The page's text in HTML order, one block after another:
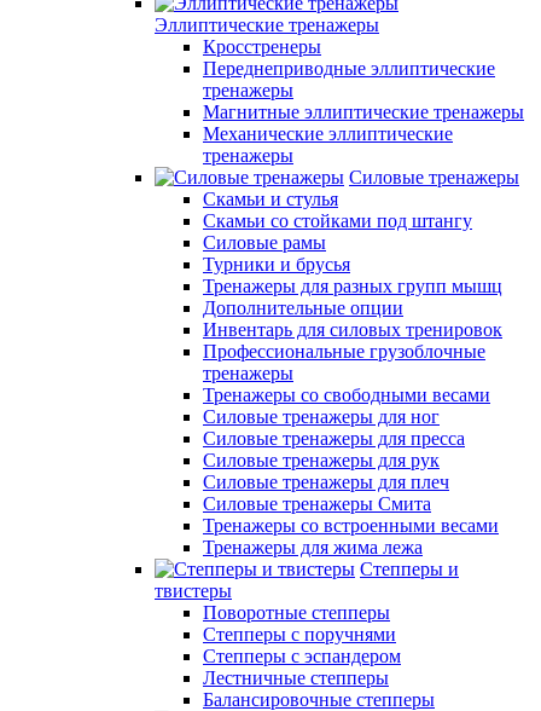
Эллиптические тренажеры
Кросстренеры
Переднеприводные эллиптические
тренажеры
Магнитные эллиптические тренажеры
Механические эллиптические
тренажеры
Силовые тренажеры
Скамьи и стулья
Скамьи со стойками под штангу
Силовые рамы
Турники и брусья
Тренажеры для разных групп мышц
Дополнительные опции
Инвентарь для силовых тренировок
Профессиональные грузоблочные
тренажеры
Тренажеры со свободными весами
Силовые тренажеры для ног
Силовые тренажеры для пресса
Силовые тренажеры для рук
Силовые тренажеры для плеч
Силовые тренажеры Смита
Тренажеры со встроенными весами
Тренажеры для жима лежа
Степперы и
твистеры
Поворотные степперы
Степперы с поручнями
Степперы с эспандером
Лестничные степперы
Балансировочные степперы